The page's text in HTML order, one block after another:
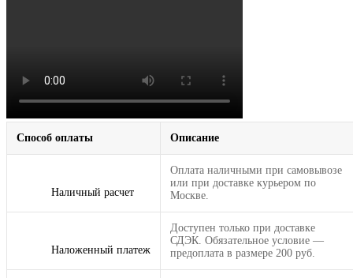
Способ оплаты Описание
Наличный расчет
Оплата наличными при самовывозе
или при доставке курьером по
Москве.
Наложенный платеж
Доступен только при доставке
СДЭК. Обязательное условие —
предоплата в размере 200 руб.